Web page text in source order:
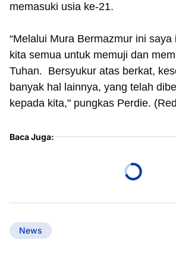
memasuki usia ke-21.
“Melalui Mura Bermazmur ini
kita semua untuk memuji dan
Tuhan. Bersyukur atas berkat,
banyak hal lainnya, yang telah
kepada kita," pungkas Perdie.
Baca Juga:
News